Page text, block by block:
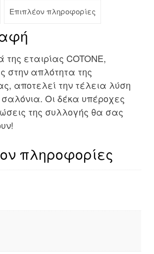
Επιπλέον πληροφορίες
εταιρίας COTONE,
στην απλότητα της
αποτελεί την τέλεια λύση
Οι δέκα υπέροχες
της συλλογής θα σας
πληροφορίες